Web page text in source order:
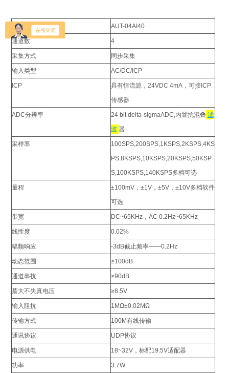
技术参数 AUT-04AI40
通道数 4
采集方式 同步采集
输入类型 AC/DC/ICP
ICP
具有恒流源，24VDC 4mA，可接ICP
传感器
ADC分辨率 24 bit delta-sigmaADC,内置抗混叠 滤
波 器
采样率
100SPS,200SPS,1KSPS,2KSPS,4KS
PS,8KSPS,10KSPS,20KSPS,50KSP
S,100KSPS,140KSPS多档可选
量程
±100mV，±1V，±5V，±10V多档软件
可选
带宽 DC~65KHz，AC 0.2Hz~65KHz
线性度 0.02%
幅频响应 -3dB截止频率——0.2Hz
动态范围 ≥100dB
通道串扰 ≥90dB
蕞大不失真电压 ≥8.5V
输入阻抗 1MΩ±0.02MΩ
传输方式 100M有线传输
通讯协议 UDP协议
电源供电 18~32V，标配19.5V适配器
功率 3.7W